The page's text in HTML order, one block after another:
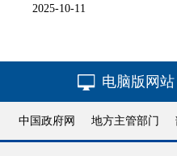
2025-10-11
电脑版网站
中国政府网 地方主管部门